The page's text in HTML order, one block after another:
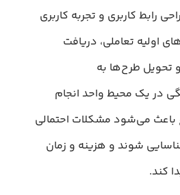
رابط کاربری و تجربه کاربری
اولیه تعاملی، دریافت
تحویل طرح‌ها به
در یک محیط واحد انجام
می‌شود مشکلات احتمالی
شوند و هزینه و زمان
کند.